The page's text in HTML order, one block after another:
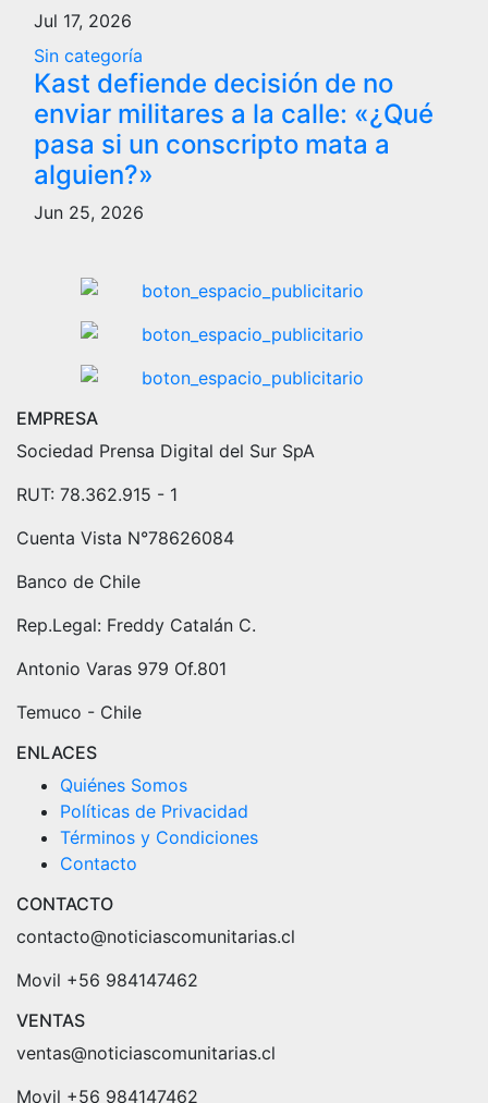
Jul 17, 2026
Sin categoría
Kast defiende decisión de no
enviar militares a la calle: «¿Qué
pasa si un conscripto mata a
alguien?»
Jun 25, 2026
EMPRESA
Sociedad Prensa Digital del Sur SpA
RUT: 78.362.915 - 1
Cuenta Vista N°78626084
Banco de Chile
Rep.Legal: Freddy Catalán C.
Antonio Varas 979 Of.801
Temuco - Chile
ENLACES
Quiénes Somos
Políticas de Privacidad
Términos y Condiciones
Contacto
CONTACTO
contacto@noticiascomunitarias.cl
Movil +56 984147462
VENTAS
ventas@noticiascomunitarias.cl
Movil +56 984147462